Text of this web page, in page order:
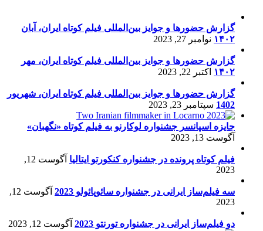
گزارش حضورها و جوایز بین‌المللی فیلم کوتاه ایران، آبان
۱۴۰۲ نوامبر 27, 2023
گزارش حضورها و جوایز بین‌المللی فیلم کوتاه ایران، مهر
۱۴۰۲ اکتبر 22, 2023
گزارش حضورها و جوایز بین‌المللی فیلم کوتاه ایران، شهریور
1402 سپتامبر 23, 2023
جایزه اسپانسر جشنواره لوکارنو به فیلم کوتاه «نگهبان»
آگوست 13, 2023
فیلم کوتاه پرونده در جشنواره کنکورتو ایتالیا
آگوست 12,
2023
سه فیلم‌ساز ایرانی در جشنواره سائوپائولو 2023
آگوست 12,
2023
دو فیلم‌ساز ایرانی در جشنواره تورنتو 2023 آگوست 12, 2023